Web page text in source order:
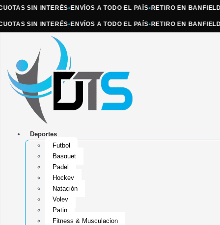
SIN INTERÉS•ENVÍOS A TODO EL PAÍS• RETIRO EN BANFIELD •
SIN INTERÉS•ENVÍOS A TODO EL PAÍS• RETIRO EN BANFIELD •
Deportes
Futbol
Basquet
Padel
Hockey
Natación
Voley
Patin
Fitness & Musculacion